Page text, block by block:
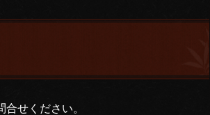
せください。